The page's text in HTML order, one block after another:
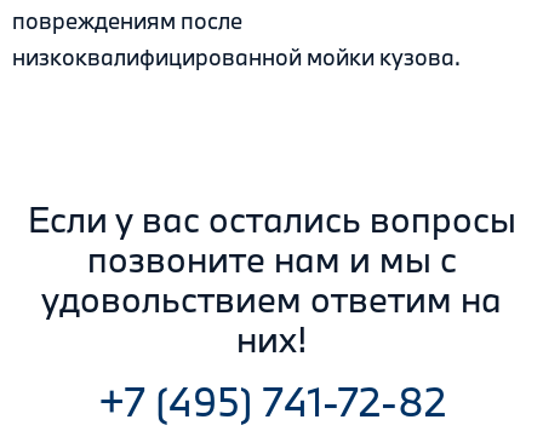
повреждениям после
низкоквалифицированной мойки кузова.
Если у вас остались вопросы
позвоните нам и мы с
удовольствием ответим на
них!
+7 (495) 741-72-82